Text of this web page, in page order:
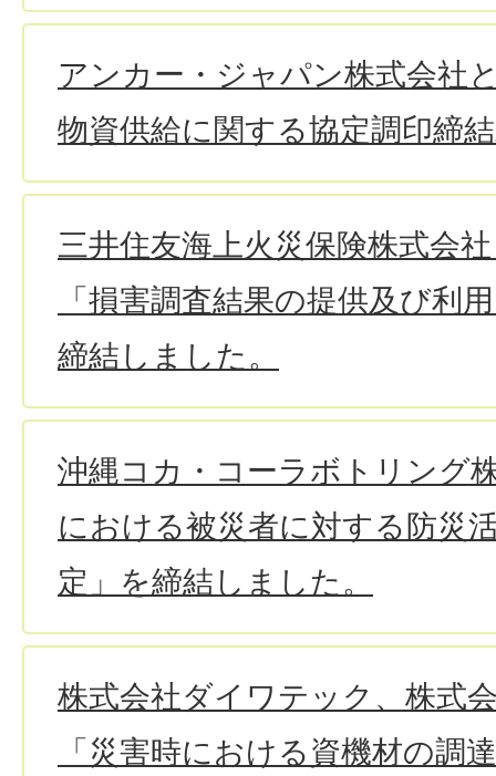
アンカー・ジャパン株式会社
物資供給に関する協定調印締
三井住友海上火災保険株式会
「損害調査結果の提供及び利
締結しました。
沖縄コカ・コーラボトリング
における被災者に対する防災
定」を締結しました。
株式会社ダイワテック、株式
「災害時における資機材の調